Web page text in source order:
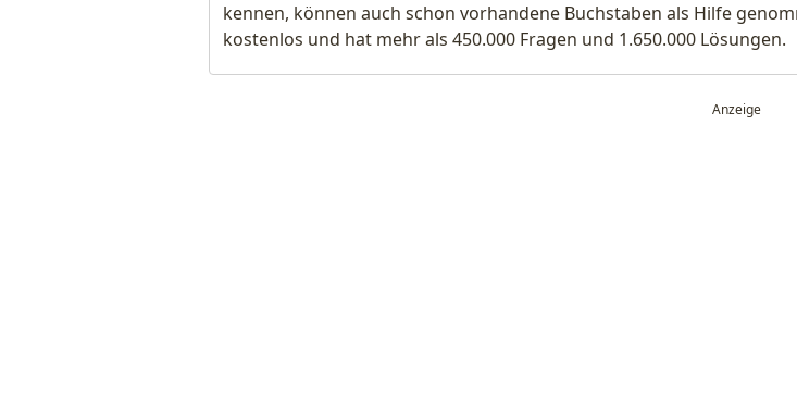
kennen, können auch schon vorhandene Buchstaben als Hilfe
kostenlos und hat mehr als 450.000 Fragen und 1.650.000 Lösungen.